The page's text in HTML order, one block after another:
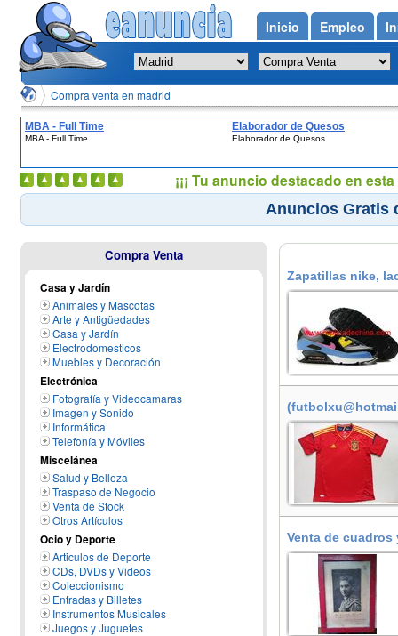
Compra venta en madrid
MBA - Full Time
MBA - Full Time
Elaborador de Quesos
Elaborador de Quesos
Anuncios Gratis
Zapatillas nike,
Alameda del Valle
Madrid, Aranjuez
Venta de cuadros
Compra Venta
Casa y Jardín
Animales y Mascotas
Arte y Antigüedades
Casa y Jardín
Electrodomesticos
Muebles y Decoración
Electrónica
Fotografía y Videocamaras
Imagen y Sonido
Informática
Telefonía y Móviles
Miscelánea
Salud y Belleza
Traspaso de Negocio
Venta de Stock
Otros Artículos
Ocio y Deporte
Articulos de Deporte
CDs, DVDs y Videos
Coleccionismo
Entradas y Billetes
Instrumentos Musicales
Juegos y Juguetes
Inicio Empleo
¡¡¡ Tu anuncio destacado en